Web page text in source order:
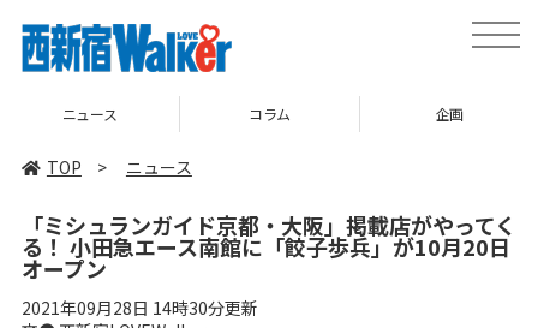
toggle
ニュース コラム 企画
TOP > ニュース
「ミシュランガイド京都・大阪」掲載店がやってく
る！ 小田急エース南館に「餃子歩兵」が10月20日
オープン
2021年09月28日 14時30分更新